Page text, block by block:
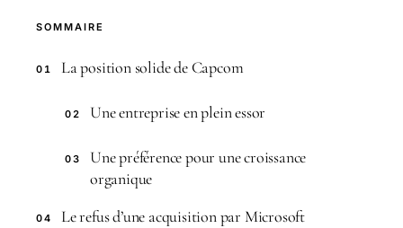
SOMMAIRE
01 La position solide de Capcom
02 Une entreprise en plein essor
03
Une préférence pour une croissance
organique
04 Le refus d’une acquisition par Microsoft